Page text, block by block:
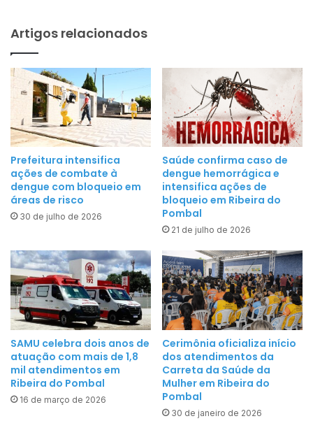
m
a
S
o
o
P
r
o
n
e
g
u
e
a
t
é
2
3
d
s
e
a
j
u
f
o
r
a
l
e
c
e
a
g
r
i
c
Artigos relacionados
Prefeitura intensifica
ações de combate à
dengue com bloqueio em
áreas de risco
30 de julho de 2026
Saúde confirma caso de
dengue hemorrágica e
intensifica ações de
bloqueio em Ribeira do
Pombal
21 de julho de 2026
SAMU celebra dois anos de
atuação com mais de 1,8
mil atendimentos em
Ribeira do Pombal
16 de março de 2026
Cerimônia oficializa início
dos atendimentos da
Carreta da Saúde da
Mulher em Ribeira do
Pombal
30 de janeiro de 2026